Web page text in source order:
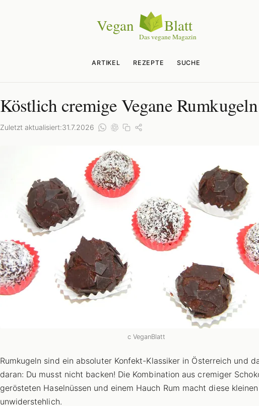
ARTIKEL REZEPTE SUCHE
Köstlich cremige Vegane Rumkugeln
Zuletzt aktualisiert:31.7.2026
c VeganBlatt
Rumkugeln sind ein absoluter Konfekt-Klassiker in Österreich und
daran: Du musst nicht backen! Die Kombination aus cremiger
gerösteten Haselnüssen und einem Hauch Rum macht diese
unwiderstehlich.